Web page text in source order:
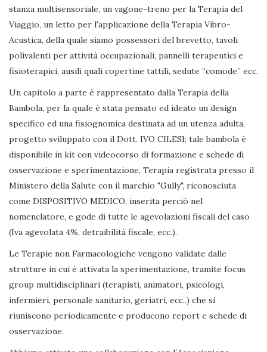
stanza multisensoriale, un vagone-treno per la Terapia del
Viaggio, un letto per l'applicazione della Terapia Vibro-
Acustica, della quale siamo possessori del brevetto, tavoli
polivalenti per attività occupazionali, pannelli terapeutici e
fisioterapici, ausili quali copertine tattili, sedute “comode” ecc.
Un capitolo a parte è rappresentato dalla Terapia della
Bambola, per la quale è stata pensato ed ideato un design
specifico ed una fisiognomica destinata ad un utenza adulta,
progetto sviluppato con il Dott. IVO CILESI; tale bambola è
disponibile in kit con videocorso di formazione e schede di
osservazione e sperimentazione, Terapia registrata presso il
Ministero della Salute con il marchio "Gully", riconosciuta
come DISPOSITIVO MEDICO, inserita perciò nel
nomenclatore, e gode di tutte le agevolazioni fiscali del caso
(Iva agevolata 4%, detraibilità fiscale, ecc.).
Le Terapie non Farmacologiche vengono validate dalle
strutture in cui è attivata la sperimentazione, tramite focus
group multidisciplinari (terapisti, animatori, psicologi,
infermieri, personale sanitario, geriatri, ecc..) che si
riuniscono periodicamente e producono report e schede di
osservazione.